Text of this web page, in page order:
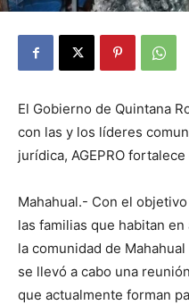
El Gobierno de Quintana
con las y los líderes
jurídica, AGEPRO
Mahahual.- Con el
las familias que habitan
la comunidad de
se llevó a cabo una
que actualmente forman